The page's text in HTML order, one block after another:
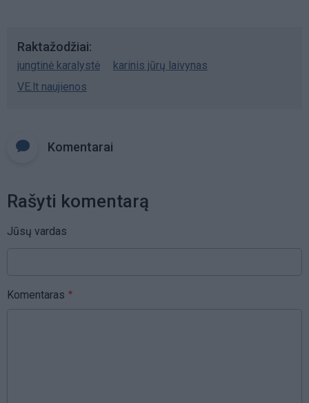
Raktažodžiai
jungtinė karalystė
karinis jūrų laivynas
VE.lt naujienos
Komentarai
Rašyti komentarą
Jūsų vardas
Komentaras